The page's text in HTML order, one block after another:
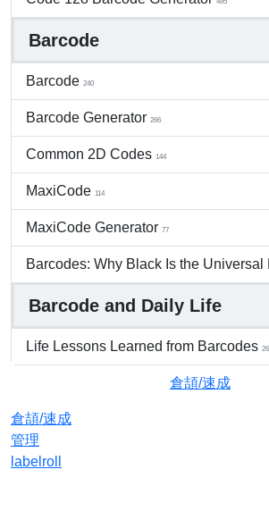
Barcode
Barcode 240
Barcode Generator 266
Common 2D Codes 144
MaxiCode 114
MaxiCode Generator 77
Barcodes: Why Black Is the Universal
Barcode and Daily Life
Life Lessons Learned from Barcodes
倉頡/速成
倉頡/速成
管理
label roll